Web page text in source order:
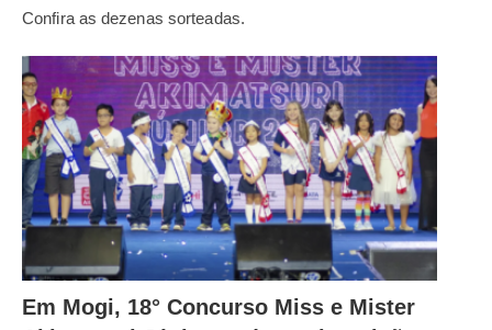
Confira as dezenas sorteadas.
Em Mogi, 18° Concurso Miss e Mister